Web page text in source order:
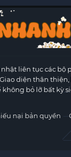
liên tục các
diện thân
bỏ lỡ bất kỳ
nại bản quyền